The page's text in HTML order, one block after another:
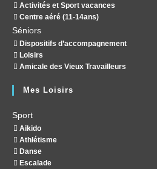
Activités et Sport vacances
Centre aéré (11-14ans)
Séniors
Dispositifs d’accompagnement
Loisirs
Amicale des Vieux Travailleurs
Mes Loisirs
Sport
Aikido
Athlétisme
Danse
Escalade